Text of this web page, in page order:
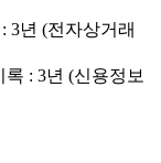
3년 (전자상거래
: 3년 (신용정보